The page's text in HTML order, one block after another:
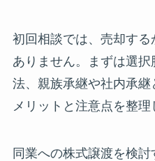
初回相談では、売却す
ありません。まずは選
法、親族承継や社内承
メリットと注意点を整理
同業への株式譲渡を検